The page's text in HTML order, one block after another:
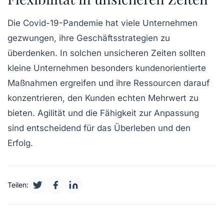
Die Covid-19-Pandemie hat viele Unternehmen
gezwungen, ihre Geschäftsstrategien zu
überdenken. In solchen unsicheren Zeiten sollten
kleine Unternehmen besonders kundenorientierte
Maßnahmen ergreifen und ihre Ressourcen darauf
konzentrieren, den Kunden echten Mehrwert zu
bieten. Agilität und die Fähigkeit zur Anpassung
sind entscheidend für das Überleben und den
Erfolg.
Teilen: